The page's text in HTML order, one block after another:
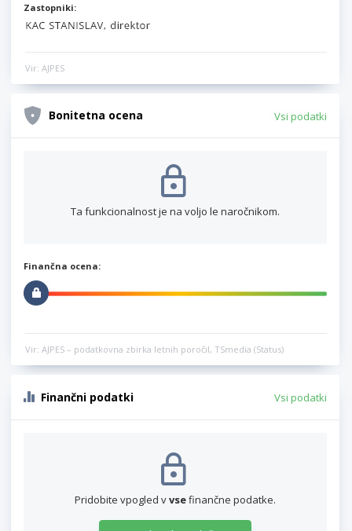
Zastopniki:
Vir: AJPES
Bonitetna ocena Vsi podatki
Ta funkcionalnost je na voljo le naročnikom.
Finančna ocena:
Vir: AJPES – podatkovna zbirka letnih poročil, TSmedia (Status)
Finančni podatki Vsi podatki
Pridobite vpogled vvsefinančne podatke.